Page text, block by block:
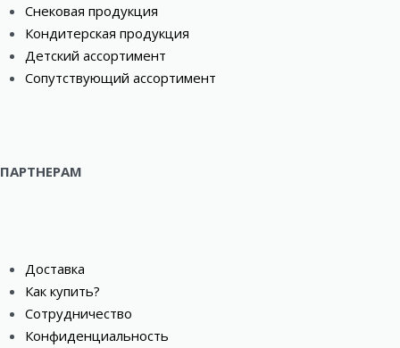
Снековая продукция
Кондитерская продукция
Детский ассортимент
Сопутствующий ассортимент
ПАРТНЕРАМ
Доставка
Как купить?
Сотрудничество
Конфиденциальность